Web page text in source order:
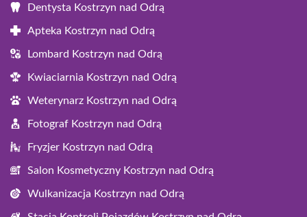
Dentysta Kostrzyn nad Odrą
Apteka Kostrzyn nad Odrą
Lombard Kostrzyn nad Odrą
Kwiaciarnia Kostrzyn nad Odrą
Weterynarz Kostrzyn nad Odrą
Fotograf Kostrzyn nad Odrą
Fryzjer Kostrzyn nad Odrą
Salon Kosmetyczny Kostrzyn nad Odrą
Wulkanizacja Kostrzyn nad Odrą